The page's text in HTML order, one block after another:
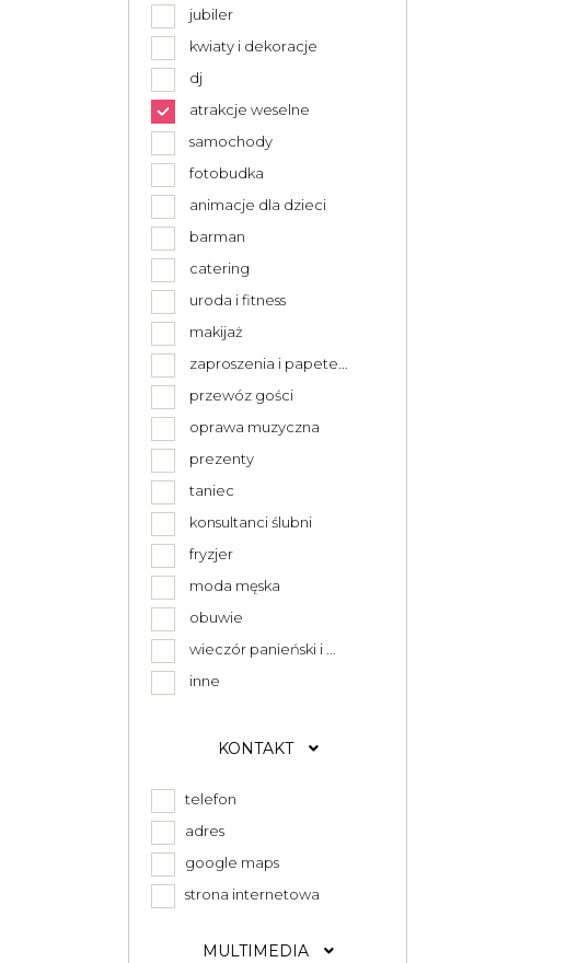
jubiler
kwiaty i dekoracje
dj
atrakcje weselne
samochody
fotobudka
animacje dla dzieci
barman
catering
uroda i fitness
makijaż
zaproszenia i papete...
przewóz gości
oprawa muzyczna
prezenty
taniec
konsultanci ślubni
fryzjer
moda męska
obuwie
wieczór panieński i ...
inne
KONTAKT
telefon
adres
google maps
strona internetowa
MULTIMEDIA